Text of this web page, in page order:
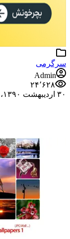
سرگرمی
Admin
۲۴٬۶۲۸
۳۰ اردیبهشت ۱۳۹۰،‏ ۶:۱۱